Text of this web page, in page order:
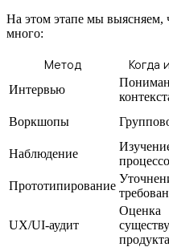
На этом этапе мы выясняем,
много:
Метод Когда
Интервью
Воркшопы
Наблюдение
Прототипирование
UX/UI-аудит
Оценка
продукта